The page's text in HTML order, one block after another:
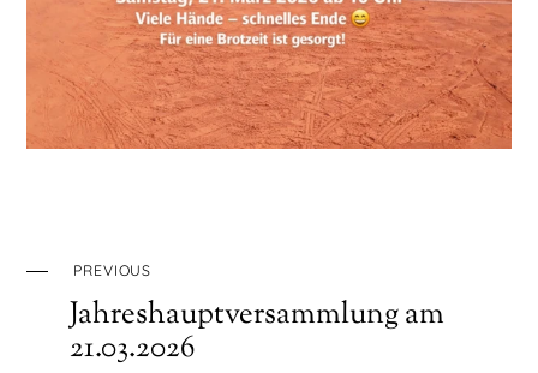
PREVIOUS
Jahreshauptversammlung am
21.03.2026